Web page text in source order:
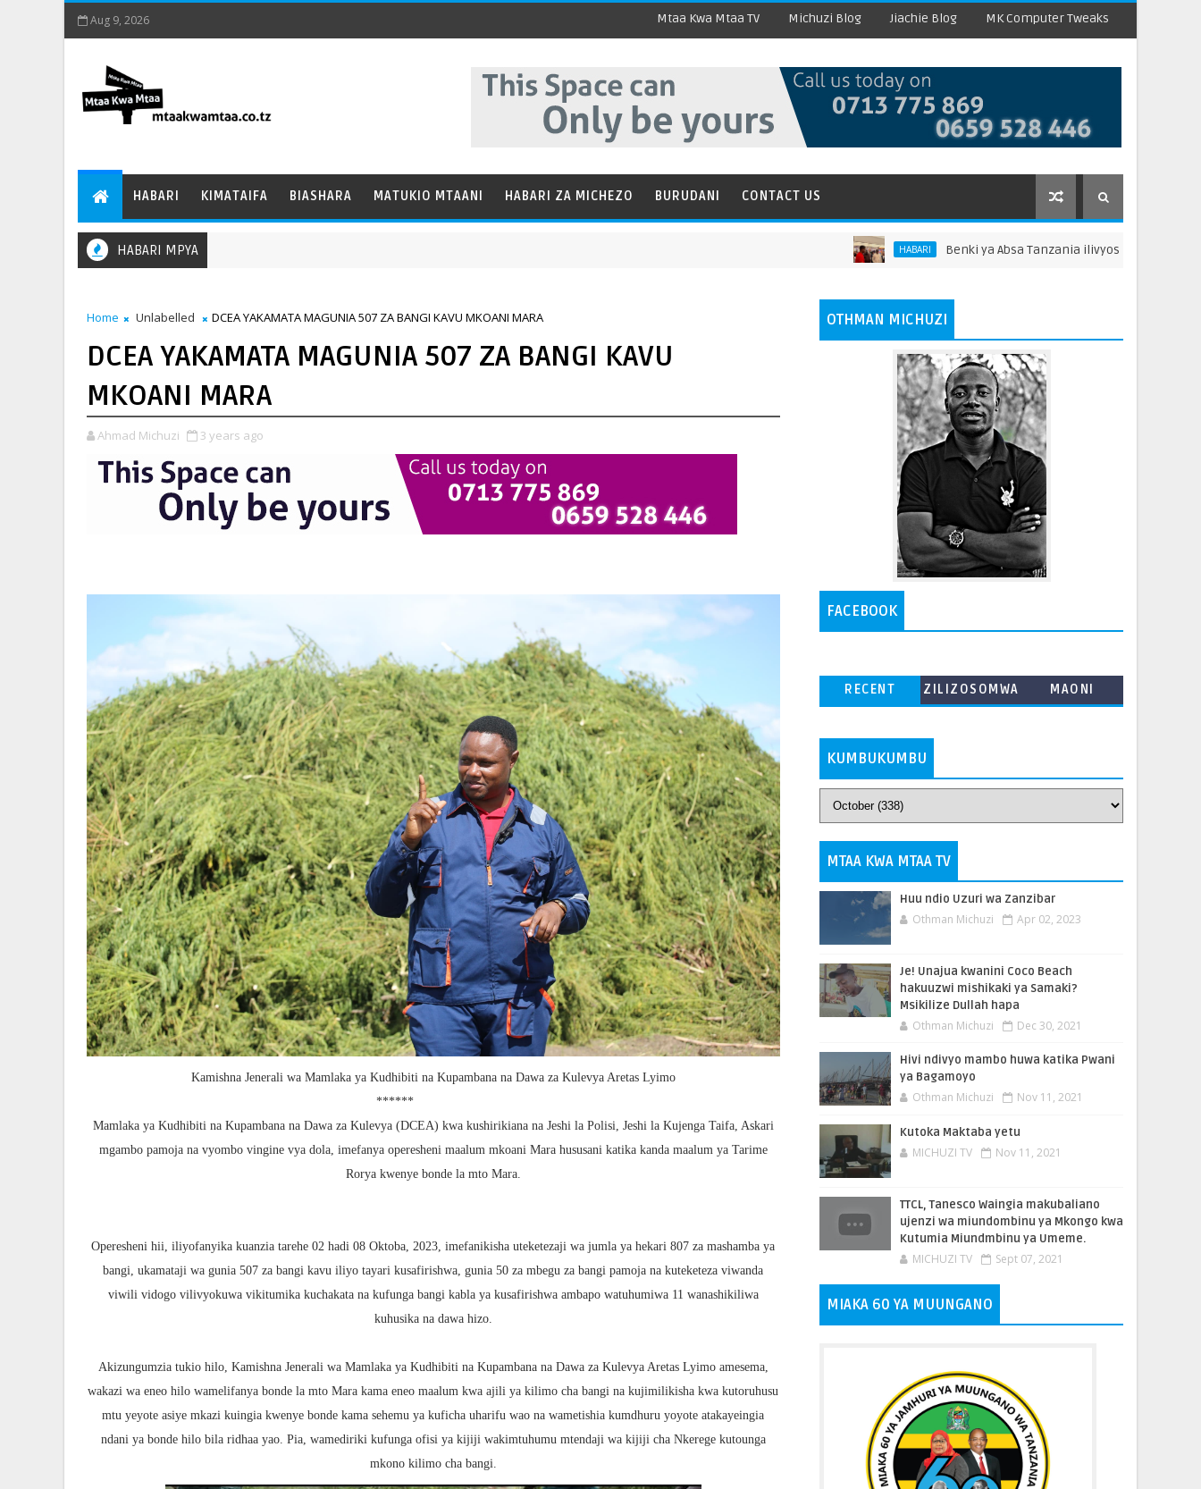
Aug 9, 2026 Mtaa Kwa Mtaa TV Michuzi Blog Jiachie Blog MK Computer Tweaks
HABARI KIMATAIFA BIASHARA MATUKIO MTAANI HABARI ZA MICHEZO BURUDANI CONTACT US
HABARI MPYA HABARI Benki ya Absa Tanzania ilivyoshiriki Maonesho ya
Home Unlabelled DCEA YAKAMATA MAGUNIA 507 ZA BANGI KAVU MKOANI MARA
DCEA YAKAMATA MAGUNIA 507 ZA BANGI KAVU
MKOANI MARA
Ahmad Michuzi 3 years ago
Kamishna Jenerali wa Mamlaka ya Kudhibiti na Kupambana na Dawa za Kulevya Aretas Lyimo
******
Mamlaka ya Kudhibiti na Kupambana na Dawa za Kulevya (DCEA) kwa kushirikiana na Jeshi la Polisi, Jeshi la Kujenga Taifa, Askari
mgambo pamoja na vyombo vingine vya dola, imefanya operesheni maalum mkoani Mara hususani katika kanda maalum ya Tarime
Rorya kwenye bonde la mto Mara.
Operesheni hii, iliyofanyika kuanzia tarehe 02 hadi 08 Oktoba, 2023, imefanikisha uteketezaji wa jumla ya hekari 807 za mashamba ya
bangi, ukamataji wa gunia 507 za bangi kavu iliyo tayari kusafirishwa, gunia 50 za mbegu za bangi pamoja na kuteketeza viwanda
viwili vidogo vilivyokuwa vikitumika kuchakata na kufunga bangi kabla ya kusafirishwa ambapo watuhumiwa 11 wanashikiliwa
kuhusika na dawa hizo.
Akizungumzia tukio hilo, Kamishna Jenerali wa Mamlaka ya Kudhibiti na Kupambana na Dawa za Kulevya Aretas Lyimo amesema,
wakazi wa eneo hilo wamelifanya bonde la mto Mara kama eneo maalum kwa ajili ya kilimo cha bangi na kujimilikisha kwa kutoruhusu
mtu yeyote asiye mkazi kuingia kwenye bonde kama sehemu ya kuficha uharifu wao na wametishia kumdhuru yoyote atakayeingia
ndani ya bonde hilo bila ridhaa yao. Pia, wamediriki kufunga ofisi ya kijiji wakimtuhumu mtendaji wa kijiji cha Nkerege kutounga
mkono kilimo cha bangi.
OTHMAN MICHUZI
FACEBOOK
RECENT
ZILIZOSOMWA
MAONI
KUMBUKUMBU
MTAA KWA MTAA TV
Huu ndio Uzuri wa Zanzibar
Othman Michuzi Apr 02, 2023
Je! Unajua kwanini Coco Beach
hakuuzwi mishikaki ya Samaki?
Msikilize Dullah hapa
Othman Michuzi Dec 30, 2021
Hivi ndivyo mambo huwa katika Pwani
ya Bagamoyo
Othman Michuzi Nov 11, 2021
Kutoka Maktaba yetu
MICHUZI TV Nov 11, 2021
TTCL, Tanesco Waingia makubaliano
ujenzi wa miundombinu ya Mkongo kwa
Kutumia Miundmbinu ya Umeme.
MICHUZI TV Sept 07, 2021
MIAKA 60 YA MUUNGANO